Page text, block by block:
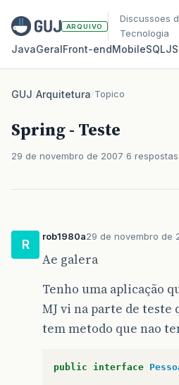
ARQUIVO
Discussoes
Tecnologia
JavaGeralFront‑endMobileSQLJS
GUJ/Arquitetura/Topico
Spring - Teste
29 de novembro de 2007 6 respostas
R
rob1980a29 de novembro de
Ae galera
Tenho uma aplicação
MJ vi na parte de teste
tem metodo que nao
public interface